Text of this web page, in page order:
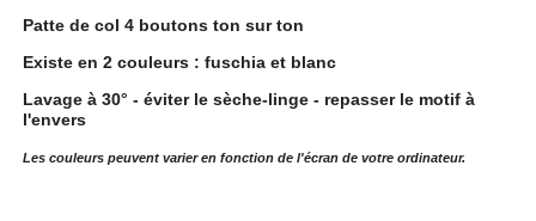
Patte de col 4 boutons ton sur ton
Existe en 2 couleurs : fuschia et blanc
Lavage à 30° - éviter le sèche-linge - repasser le motif à
l'envers
Les couleurs peuvent varier en fonction de l'écran de votre ordinateur.